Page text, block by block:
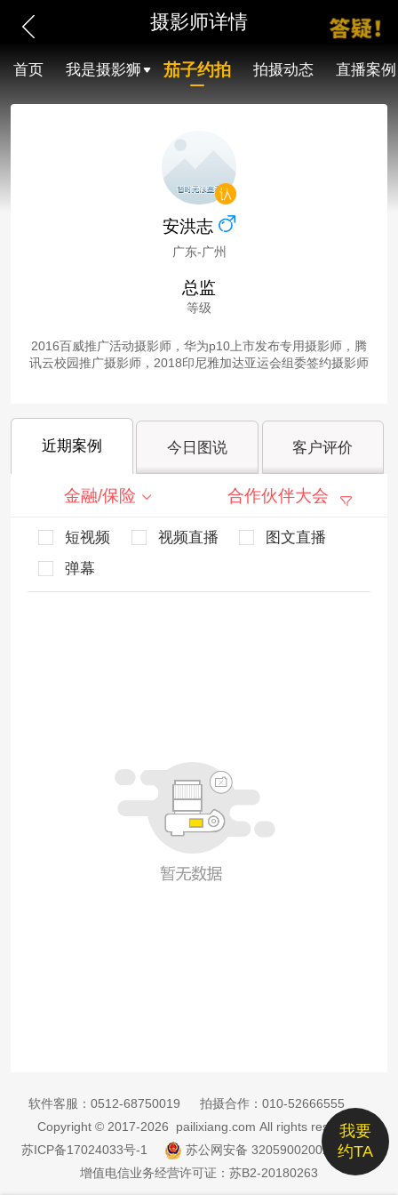
摄影师详情
首页 我是摄影狮 茄子约拍 拍摄动态 直播案例
安洪志
广东-广州
总监
等级
2016百威推广活动摄影师，华为p10上市发布专用摄影师，腾
讯云校园推广摄影师，2018印尼雅加达亚运会组委签约摄影师
近期案例 今日图说 客户评价
金融/保险 合作伙伴大会
短视频 视频直播
图文直播
弹幕
我要
约TA
软件客服： 0512-68750019 拍摄合作： 010-52666555
Copyright © 2017-2026 pailixiang.com All rights reserved
苏ICP备17024033号-1
苏公网安备 32059002002885号
增值电信业务经营许可证：苏B2-20180263